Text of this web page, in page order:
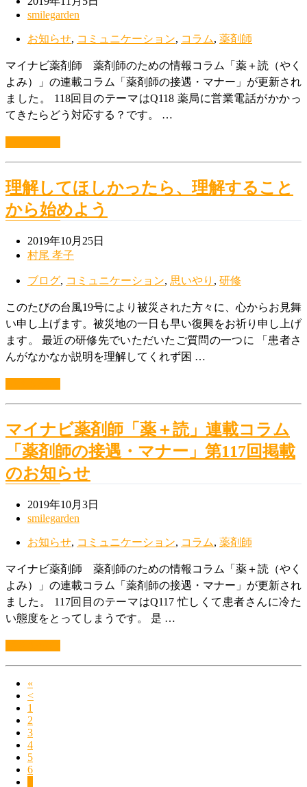
smilegarden
お知らせ, コミュニケーション, コラム, 薬剤師
マイナビ薬剤師 薬剤師のための情報コラム「薬＋読（やく
よみ）」の連載コラム「薬剤師の接遇・マナー」が更新され
ました。 118回目のテーマはQ118 薬局に営業電話がかかっ
てきたらどう対応する？です。 …
理解してほしかったら、理解すること
から始めよう
2019年10月25日
村尾 孝子
ブログ, コミュニケーション, 思いやり , 研修
このたびの台風19号により被災された方々に、心からお見舞
い申し上げます。被災地の一日も早い復興をお祈り申し上げ
ます。 最近の研修先でいただいたご質問の一つに 「患者さ
んがなかなか説明を理解してくれず困 …
マイナビ薬剤師「薬＋読」連載コラム
「薬剤師の接遇・マナー」第117回掲載
のお知らせ
2019年10月3日
smilegarden
お知らせ, コミュニケーション, コラム, 薬剤師
マイナビ薬剤師 薬剤師のための情報コラム「薬＋読（やく
よみ）」の連載コラム「薬剤師の接遇・マナー」が更新され
ました。 117回目のテーマはQ117 忙しくて患者さんに冷た
い態度をとってしまうです。 是 …
«
<
1
2
3
4
5
6